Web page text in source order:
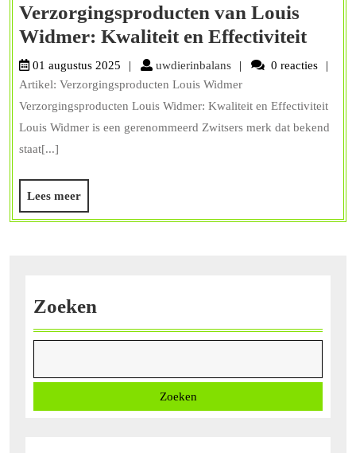
Verzorgingsproducten van Louis
Widmer: Kwaliteit en Effectiviteit
Louis
01 augustus 2025 uwdierinbalansuwdierinbalans
0 reacties
Artikel: Verzorgingsproducten Louis Widmer
Verzorgingsproducten Louis Widmer: Kwaliteit en Effectiviteit
Louis Widmer is een gerenommeerd Zwitsers merk dat bekend
staat[...]
Lees meerLees
meer
Zoeken
Zoeken